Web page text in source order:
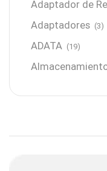
Adaptador de
Adaptadores (3)
ADATA (19)